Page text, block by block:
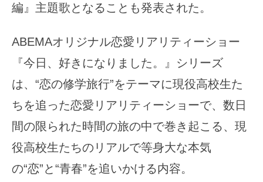
編』主題歌となることも発表された。
ABEMAオリジナル恋愛リアリティーショー
『今日、好きになりました。』シリーズ
は、“恋の修学旅行”をテーマに現役高校生た
ちを追った恋愛リアリティーショーで、数日
間の限られた時間の旅の中で巻き起こる、現
役高校生たちのリアルで等身大な本気
の“恋”と“青春”を追いかける内容。